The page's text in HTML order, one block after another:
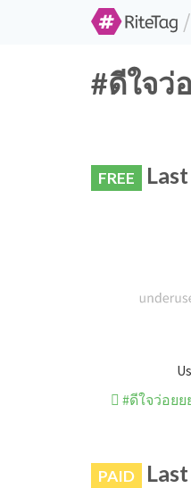
/
#ดีใจว่
FREE
#ดีใจว่อยย
PAID